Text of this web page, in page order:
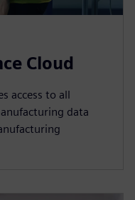
Cloud
access to all
data